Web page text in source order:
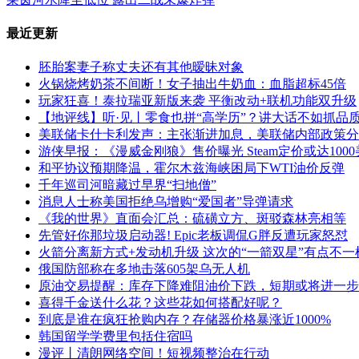
最近更新
胚胎案妻子称丈夫还有其他暧昧对象
火锅烧烤奶茶不间断！女子抽出牛奶血：血脂超标45倍
玩家狂喜！泰拉瑞亚新版来袭 平衡改动+联机功能双升级
【地评线】听·见丨零食也拼“高学历”？讲大话不如抓品
美联储卡什卡利发声：主张渐进加息，美联储内部政策
游侠早报：《漫威金刚狼》售价曝光 Steam定价或达1000
和平协议预期降温，霍尔木兹海峡困局下WTI油价反弹
千年巡司河暗藏过早界“扫地僧”
消息人士称美国拒绝乌增购“爱国者”导弹请求
《我的世界》直面会汇总：硫磺立方、斑驳森林亮相等
先管好你那垃圾启动器! Epic老板调侃G胖反遭玩家怒怼
火箭分离新方式+发动机升级 这次的“一箭双星”有点不一
俄国防部称在多地击落605架乌无人机
原油交易提醒：库存下降难阻油价下跌，短期或将进一
喜得千金送什么花？这些花如何搭配好呢？
到底是谁在疯狂抢购内存？存储器价格暴涨近1000%
韩国留学学费里包括住宿吗
漫评丨清朗网络空间！短视频整治在行动